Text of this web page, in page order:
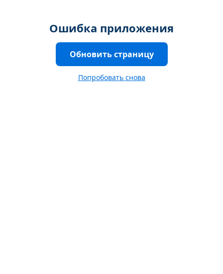
Ошибка приложения
Обновить страницу
Попробовать снова